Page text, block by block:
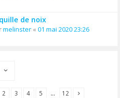
de noix
melinster « 01 mai 2020 23:26
2 3 4 5 … 12